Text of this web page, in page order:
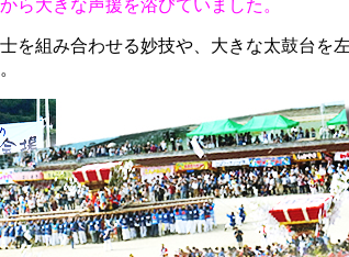
ら大きな声援を浴びていました。
を組み合わせる妙技や、大きな太鼓台を